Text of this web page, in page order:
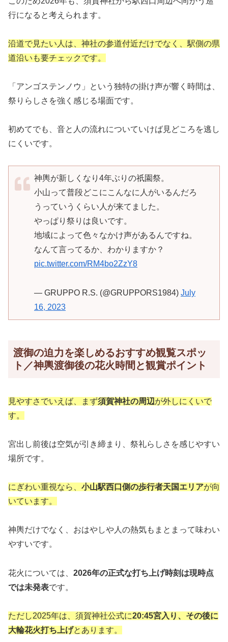
行になると考えられます。
沿道で見たい人は、神社の参道付近だけでなく、駅側の県
道沿いも要チェックです。
「アンゴステンノウ」という独特の掛け声が響く時間は、
祭りらしさを強く感じる場面です。
初めてでも、音と人の流れについていけば見どころを逃し
にくいです。
神輿が新しくなり4年ぶりの祇園祭。
小山って普段どこにこんなに人がいるんだろ
うっていうくらい人が来てました。
やっぱり祭りは良いです。
地域によって色々なかけ声があるんですね。
なんて言ってるか、わかりますか？
pic.twitter.com/RM4bo2ZzY8
— GRUPPO R.S. (@GRUPPORS1984) July
16, 2023
渡御の迫力を楽しめるおすすめ観覧スポッ
ト／神輿渡御後の花火時間と観賞ポイント
見やすさでいえば、まず須賀神社の周辺が外しにくいで
す。
宮出し前後は空気が引き締まり、祭礼らしさを感じやすい
場所です。
にぎわい重視なら、 小山駅西口側の歩行者天国エリアが向
いています。
神輿だけでなく、おはやしや人の熱気もまとまって味わい
やすいです。
花火については、 2026年の正式な打ち上げ時刻は現時点
では未発表です。
ただし2025年は、須賀神社公式に20:45宮入り、その後に
大輪花火打ち上げとあります。